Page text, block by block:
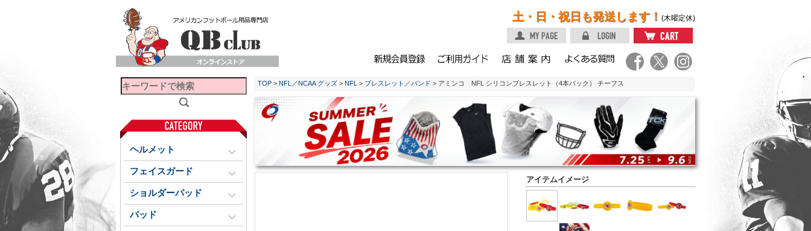
土・日・祝日も発送します！ (木曜定休)
ヘルメット
フェイスガード
ショルダーパッド
パッド
TOP > NFL／NCAA グッズ > NFL > ブレスレット／バンド > アミンコ NFL シリコンブレスレット（4本パック） チーフス
アイテムイメージ